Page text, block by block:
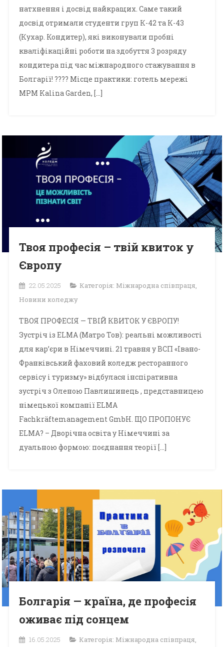
натхнення і досвід найкращих. Саме такий
досвід отримали студенти груп К-42 та К-43
(Кухар. Кондитер), які виконували пробні
кваліфікаційні роботи на здобуття 3 розряду
кондитера під час міжнародного стажування в
Болгарії! ???? Місце практики: готель мережі
MPM Kalina Garden, […]
Твоя професія – твій квиток у
Європу
22.05.2025 Категорія: Міжнародна співпраця,
Новини коледжу
ТВОЯ ПРОФЕСІЯ — ТВІЙ КВИТОК У ЄВРОПУ!
Зустріч із ELMA (Матро Тов): реальні можливості
для кар’єри в Німеччині. 21 травня у ВСП «Івано-
Франківський фаховий коледж ресторанного
сервісу і туризму» відбулася інспіративна
зустріч з Оленою Павлишинець , представницею
німецької компанії ELMA
Fachkräftemanagement GmbH. ЩО ПРОПОНУЄ
ELMA? – Дворічна освіта у Німеччині за
дуальною формою: поєднання теорії […]
Болгарія — країна, де професія
оживає під сонцем
16.05.2025 Категорія: Міжнародна співпраця,